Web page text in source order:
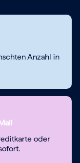
Anzahl in
oder